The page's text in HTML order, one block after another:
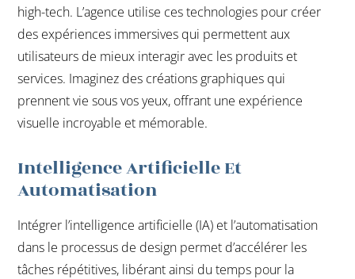
high-tech. L’agence utilise ces technologies pour créer
des expériences immersives qui permettent aux
utilisateurs de mieux interagir avec les produits et
services. Imaginez des créations graphiques qui
prennent vie sous vos yeux, offrant une expérience
visuelle incroyable et mémorable.
Intelligence Artificielle Et
Automatisation
Intégrer l’intelligence artificielle (IA) et l’automatisation
dans le processus de design permet d’accélérer les
tâches répétitives, libérant ainsi du temps pour la